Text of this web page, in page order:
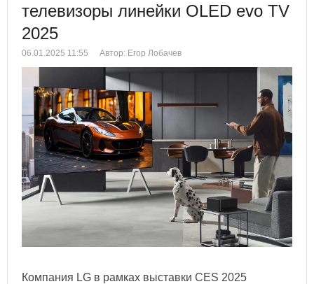
телевизоры линейки OLED evo TV
2025
06.01.2025 11:55 Автор: Егор Лобачев
Компания LG в рамках выставки CES 2025